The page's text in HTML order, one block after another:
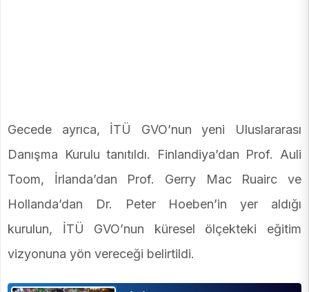
Gecede ayrıca, İTÜ GVO’nun yeni Uluslararası
Danışma Kurulu tanıtıldı. Finlandiya’dan Prof. Auli
Toom, İrlanda’dan Prof. Gerry Mac Ruairc ve
Hollanda’dan Dr. Peter Hoeben’in yer aldığı
kurulun, İTÜ GVO’nun küresel ölçekteki eğitim
vizyonuna yön vereceği belirtildi.